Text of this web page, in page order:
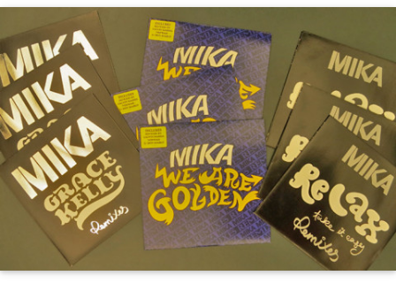
Vinyl-
Geschenke